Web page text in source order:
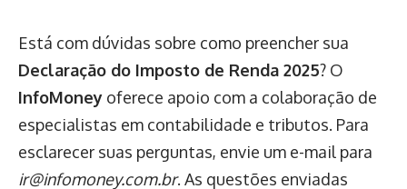
Está com dúvidas sobre como preencher sua
Declaração do Imposto de Renda 2025? O
InfoMoney oferece apoio com a colaboração de
especialistas em contabilidade e tributos. Para
esclarecer suas perguntas, envie um e-mail para
ir@infomoney.com.br. As questões enviadas